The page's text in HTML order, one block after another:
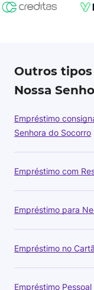
Outros
Nossa
Empréstimo
Senhora do Socorro
Empréstimo com
Empréstimo para
Empréstimo no
Empréstimo